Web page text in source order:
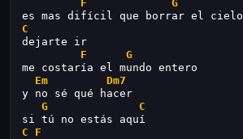
F
G
es mas difícil que borrar el cielo
C
dejarte ir
F
G
me costaría el mundo entero
Em
Dm7
y no sé qué hacer
G
C
si tú no estás aquí
C
F